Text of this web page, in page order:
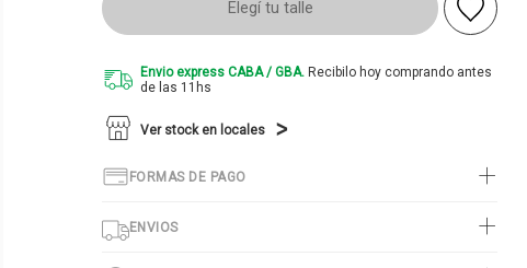
Elegí tu talle
Envio express CABA / GBA.Recibilo hoy comprando antes
de las 11hs
Ver stock en locales
FORMAS DE PAGO
ENVIOS